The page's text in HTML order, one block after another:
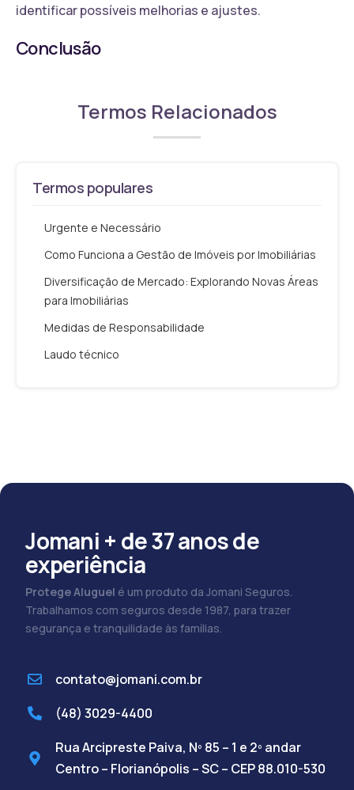
identificar possíveis melhorias e ajustes.
Conclusão
Termos Relacionados
Termos populares
Urgente e Necessário
Como Funciona a Gestão de Imóveis por Imobiliárias
Diversificação de Mercado: Explorando Novas Áreas
para Imobiliárias
Medidas de Responsabilidade
Laudo técnico
Jomani + de 37 anos de
experiência
Protege Aluguel é um produto da Jomani Seguros.
Trabalhamos com seguros desde 1987, para trazer
segurança e tranquilidade às famílias.
contato@jomani.com.br
(48) 3029-4400
Rua Arcipreste Paiva, Nº 85 – 1 e 2º andar
Centro – Florianópolis – SC – CEP 88.010-530